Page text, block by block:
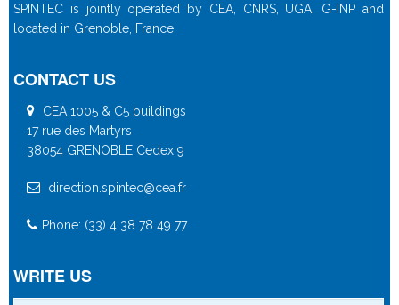
SPINTEC is jointly operated by CEA, CNRS, UGA, G-INP and
located in Grenoble, France
CONTACT US
CEA 1005 & C5 buildings
17 rue des Martyrs
38054 GRENOBLE Cedex 9
direction.spintec@cea.fr
Phone: (33) 4 38 78 49 77
WRITE US